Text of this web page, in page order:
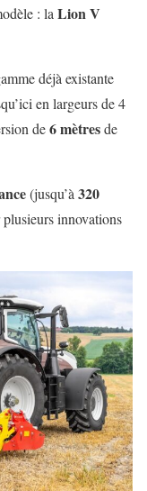
: laLion V
déjà existante
en largeurs de 4
de6 mètresde
(jusqu’à320
innovations